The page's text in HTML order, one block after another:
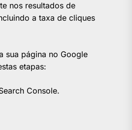
nos resultados de
a taxa de cliques
sua página no Google
etapas:
Console.